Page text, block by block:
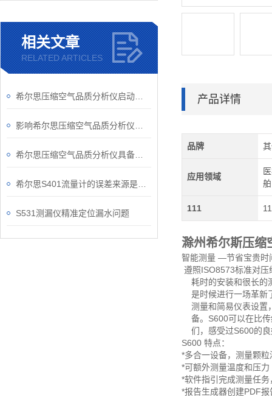
相关文章
RELATED ARTICLES
S531测漏仪精准定位漏水问题
产品详情
品牌
应用领域
舶
111
滁州希尔斯压缩
智能测量 —节省宝贵时
遵照ISO8573标准对
耗时的安装和很长的
是时候进行一场革新
测量和简易仪表设置
备。S600可以在比传
们，感受过S600的良
S600 特点：
*多合一设备，测量颗
*可额外测量温度和压力
*软件指引完成测量任
*报告生成器创建PDF